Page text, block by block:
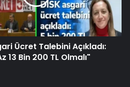
Ücret Talebini Açıkladı:
13 Bin 200 TL Olmalı"